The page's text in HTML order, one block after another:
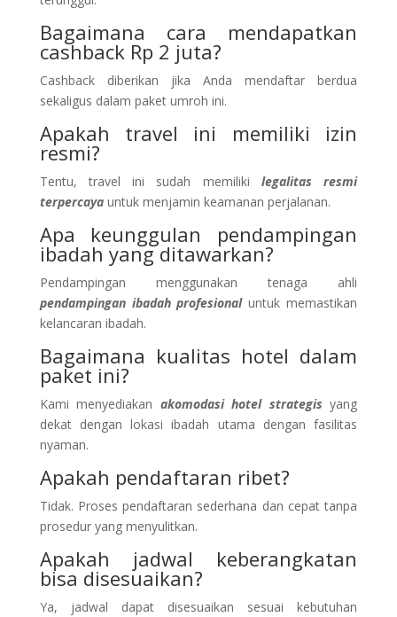
Bagaimana cara mendapatkan
cashback Rp 2 juta?
Cashback diberikan jika Anda mendaftar berdua
sekaligus dalam paket umroh ini.
Apakah travel ini memiliki izin
resmi?
Tentu, travel ini sudah memiliki legalitas resmi
terpercayauntuk menjamin keamanan perjalanan.
Apa keunggulan pendampingan
ibadah yang ditawarkan?
Pendampingan menggunakan tenaga ahli
pendampingan ibadah profesionaluntuk memastikan
kelancaran ibadah.
Bagaimana kualitas hotel dalam
paket ini?
Kami menyediakan akomodasi hotel strategis yang
dekat dengan lokasi ibadah utama dengan fasilitas
nyaman.
Apakah pendaftaran ribet?
Tidak. Proses pendaftaran sederhana dan cepat tanpa
prosedur yang menyulitkan.
Apakah jadwal keberangkatan
bisa disesuaikan?
Ya, jadwal dapat disesuaikan sesuai kebutuhan